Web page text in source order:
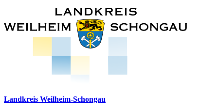
Landkreis Weilheim-Schongau